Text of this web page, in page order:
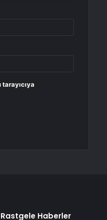
Rastgele Haberler